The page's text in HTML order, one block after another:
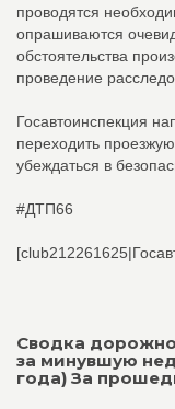
проводятся
опрашиваются
обстоятельства
проведение
Госавтоинспекция
переходить
убеждаться в
#ДТП66
Сводка
за минувшую
года) За